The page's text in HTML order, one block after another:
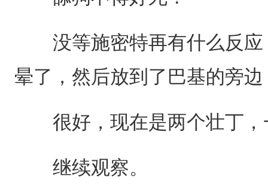
没等施密特再有什么反应
晕了，然后放到了巴基的旁
很好，现在是两个壮丁，
继续观察。